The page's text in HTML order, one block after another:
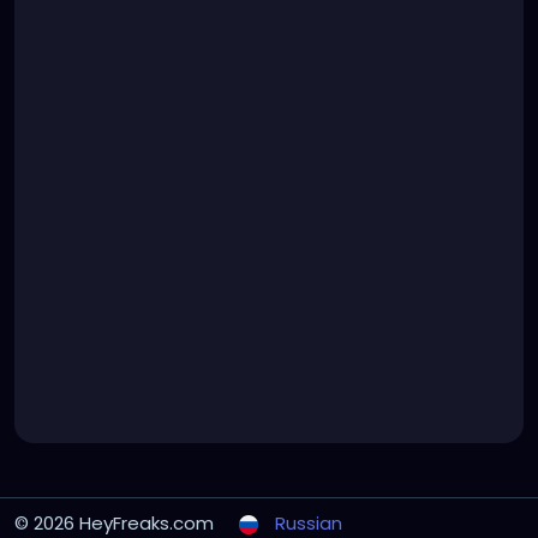
© 2026 HeyFreaks.com
Russian